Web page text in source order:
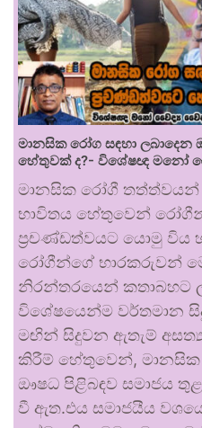
මානසික රෝග සඳහා
හේතුවක් ද?- විශේෂඥ මනෝ
මානසික රෝගී තත්ත්වයන්
භාවිතය හේතුවෙන්
ප්‍රචණ්ඩත්වයට යොමු විය
රෝගීන්ගේ භාරකරුවන්
නිරන්තරයෙන් කතාබහට
විශේෂයෙන්ම වර්තමාන
මඟින් සිදුවන ඇතැම්
කිරීම් හේතුවෙන්, මානසික
ඖෂධ පිළිබඳව සමාජය
වී ඇත.එය සමාජයීය